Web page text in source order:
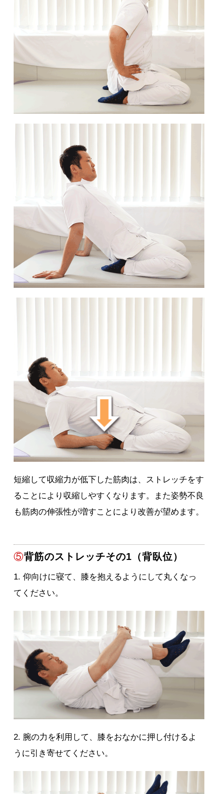
短縮して収縮力が低下した筋肉は、ストレッチをす
ることにより収縮しやすくなります。また姿勢不良
も筋肉の伸張性が増すことにより改善が望めます。
⑤背筋のストレッチその1（背臥位）
1. 仰向けに寝て、膝を抱えるようにして丸くなっ
てください。
2. 腕の力を利用して、膝をおなかに押し付けるよ
うに引き寄せてください。